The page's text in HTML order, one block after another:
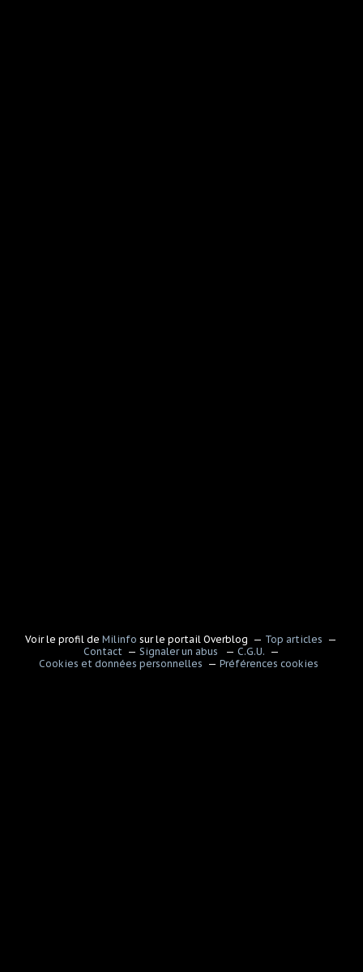
Voir le profil deMilinfo sur le portail Overblog
Top articles
Contact
Signaler un abus
C.G.U.
Cookies et données personnelles
Préférences cookies